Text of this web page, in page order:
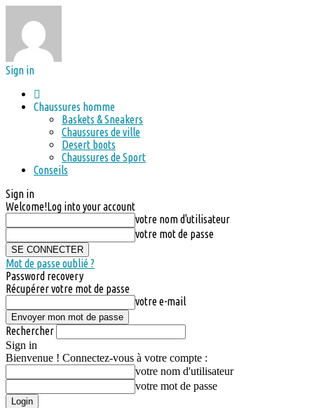
Sign in
Chaussures homme
Baskets & Sneakers
Chaussures de ville
Desert boots
Chaussures de Sport
Conseils
Sign in
Welcome!Log into your account
votre nom d'utilisateur
votre mot de passe
Mot de passe oublié ?
Password recovery
Récupérer votre mot de passe
votre e-mail
Rechercher
Sign in
Bienvenue ! Connectez-vous à votre compte :
votre nom d'utilisateur
votre mot de passe